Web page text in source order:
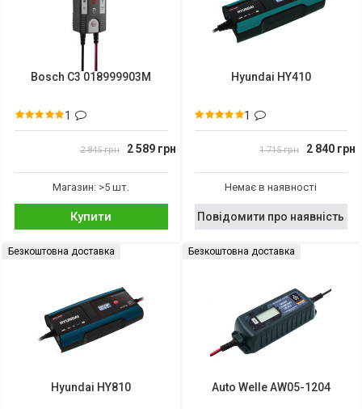
Bosch C3 018999903M
1
2 845 грн 2 589 грн
Магазин: >5 шт.
Купити
Hyundai HY410
1
1 715 грн 2 840 грн
Немає в наявності
Повідомити про наявність
Безкоштовна доставка
Hyundai HY810
Безкоштовна доставка
Auto Welle AW05-1204